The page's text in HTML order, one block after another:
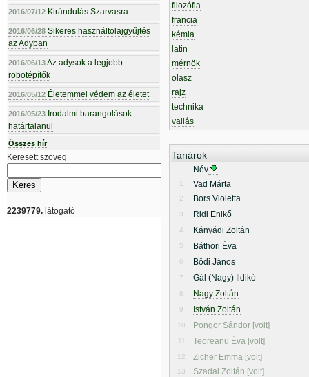
2016/07/12 Kirándulás Szarvasra
2016/06/28 Sikeres használtolajgyűjtés
az Adyban
2016/06/13Az adysok a legjobb
robotépítők
2016/05/12 Életemmel védem az életet
2016/05/23 Irodalmi barangolások
határtalanul
Összes hír
Keresett szöveg
2239779. látogató
filozófia
francia
kémia
latin
mérnök
olasz
rajz
technika
vallás
Tanárok
- Név
1 Vad Márta
2 Bors Violetta
3 Ridi Enikő
4 Kányádi Zoltán
5 Báthori Éva
6 Bődi János
7 Gál (Nagy) Ildikó
8 Nagy Zoltán
9 István Zoltán
10 Pongor Sándor [volt]
11 Teoreanu Éva [volt]
12 Zicher Emma [volt]
13 Szadai Zoltán [volt]